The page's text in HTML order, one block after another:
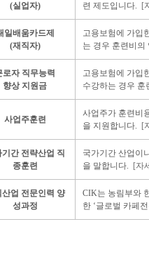
(실업자)
련 제도입니다.
[
일배움카드제
(재직자)
고용보험에 가입
는 경우 훈련비의
로자 직무능력
향상 지원금
고용보험에 가입
수강하는 경우 훈
사업주훈련
사업주가 훈련비
을 지원합니다.
[
기간 전략산업 직
종훈련
국가기간 산업이
을 말합니다.
[자
산업 전문인력 양
성과정
CIK는 농림부와
한 ‘글로벌 카페